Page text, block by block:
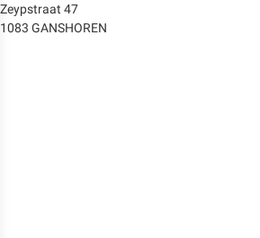
Zeypstraat 47
1083 GANSHOREN